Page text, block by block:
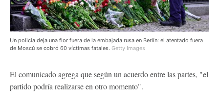
Un policía deja una flor fuera de la embajada rusa en Berlín: el atentado fuera
de Moscú se cobró 60 víctimas fatales. Getty Images
El comunicado agrega que según un acuerdo entre las partes, "el
partido podría realizarse en otro momento".